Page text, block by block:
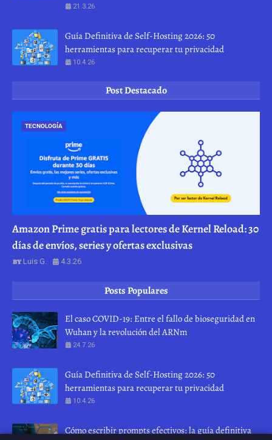
21.3.26
Guía Definitiva de Self-Hosting 2026: 50
herramientas para recuperar tu privacidad
10.4.26
Post Destacado
TECNOLOGÍA
Amazon Prime gratis para lectores de Kernel Reload: 30
días de envíos, series y ofertas exclusivas
Luis G. 4.3.26
Posts Populares
El caso COVID-19: Entre el fallo de bioseguridad en
Wuhan y la revolución del ARNm
24.7.26
Guía Definitiva de Self-Hosting 2026: 50
herramientas para recuperar tu privacidad
10.4.26
Cómo escribir prompts efectivos: la guía definitiva